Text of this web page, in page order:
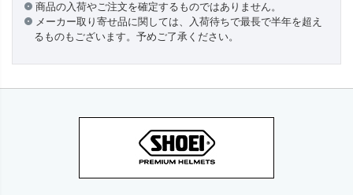
商品の入荷やご注文を確定するものではありません。
メーカー取り寄せ品に関しては、入荷待ちで最長で半年を超え
るものもございます。予めご了承ください。